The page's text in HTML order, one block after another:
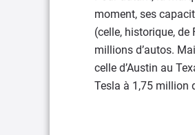
moment, ses
(celle, historique, de
millions d’autos.
celle d’Austin au
Tesla à 1,75 million